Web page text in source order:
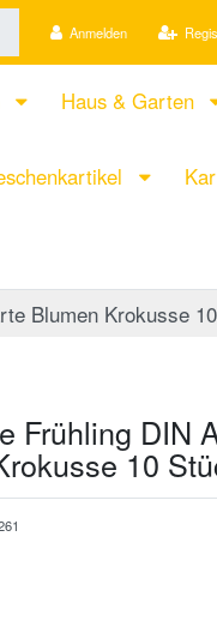
Anmelden
Haus & Garten
Blumen Krokusse
Frühling DIN
10